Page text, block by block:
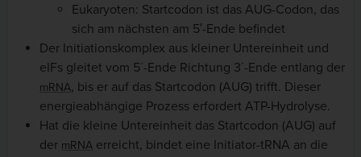
Eukaryoten: Startcodon ist das AUG-Codon, das
sich am nächsten am 5′-Ende befindet
Der Initiationskomplex aus kleiner Untereinheit und
eIFs gleitet vom 5´-Ende Richtung 3´-Ende entlang der
mRNA, bis er auf das Startcodon (AUG) trifft. Dieser
energieabhängige Prozess erfordert ATP-Hydrolyse.
Hat die kleine Untereinheit das Startcodon (AUG) auf
der mRNA erreicht, bindet eine Initiator-tRNA an die